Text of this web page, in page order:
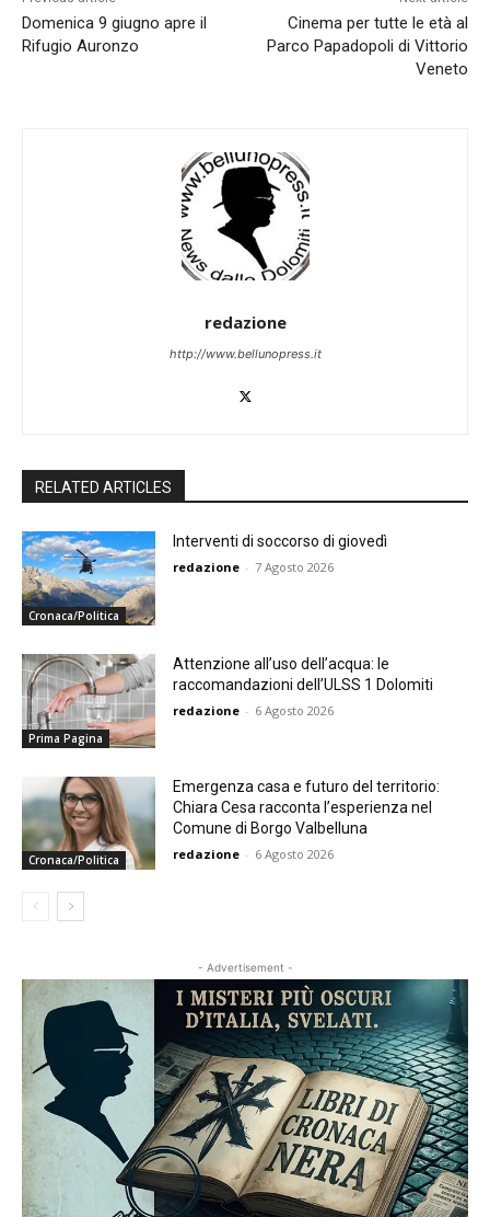
Domenica 9 giugno apre il
Rifugio Auronzo
Cinema per tutte le età al
Parco Papadopoli di Vittorio
Veneto
redazione
http://www.bellunopress.it
RELATED ARTICLES
Cronaca/Politica
Interventi di soccorso di giovedì
redazione - 7 Agosto 2026
Prima Pagina
Attenzione all’uso dell’acqua: le
raccomandazioni dell’ULSS 1 Dolomiti
redazione - 6 Agosto 2026
Cronaca/Politica
Emergenza casa e futuro del territorio:
Chiara Cesa racconta l’esperienza nel
Comune di Borgo Valbelluna
redazione - 6 Agosto 2026
- Advertisement -